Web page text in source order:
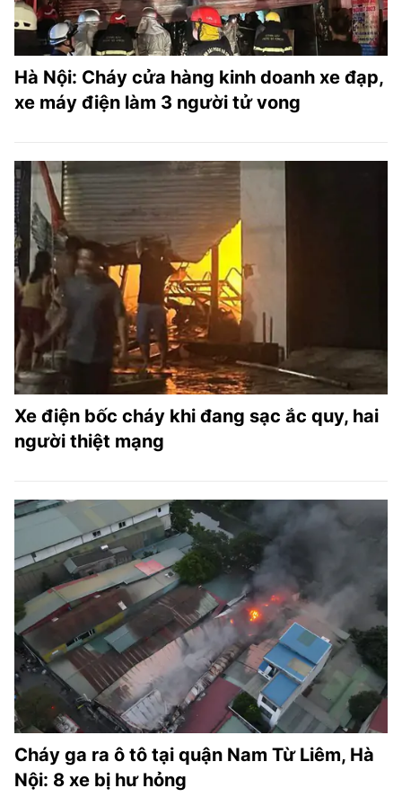
Hà Nội: Cháy cửa hàng kinh doanh xe đạp,
xe máy điện làm 3 người tử vong
Xe điện bốc cháy khi đang sạc ắc quy, hai
người thiệt mạng
Cháy ga ra ô tô tại quận Nam Từ Liêm, Hà
Nội: 8 xe bị hư hỏng